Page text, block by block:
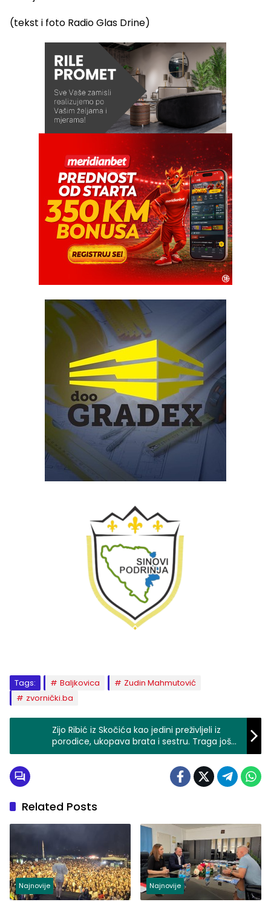
(tekst i foto Radio Glas Drine)
Tags: Baljkovica
Zudin Mahmutović
zvornički.ba
Zijo Ribić iz Skočića kao jedini preživljeli iz
porodice, ukopava brata i sestru. Traga još
za jednom sestrom, devetim članom ove
Related Posts
Najnovije Najnovije